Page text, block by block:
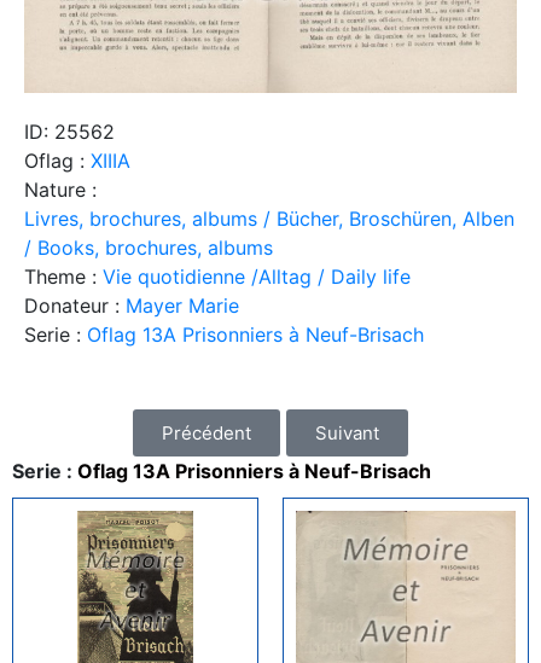
ID: 25562
Oflag : XIIIA
Nature :
Livres, brochures, albums / Bücher, Broschüren, Alben
/ Books, brochures, albums
Theme : Vie quotidienne /Alltag / Daily life
Donateur : Mayer Marie
Serie : Oflag 13A Prisonniers à Neuf-Brisach
Précédent Suivant
Serie : Oflag 13A Prisonniers à Neuf-Brisach